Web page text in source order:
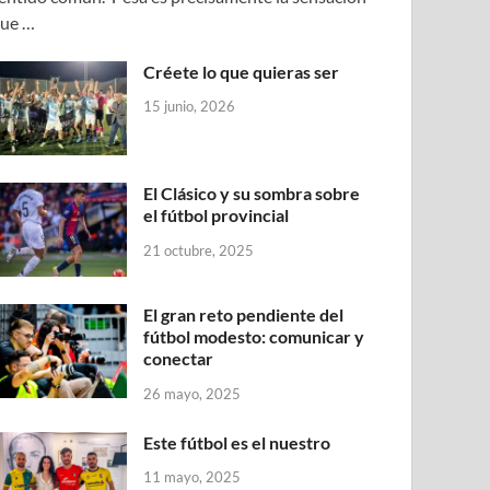
…
Créete lo que quieras ser
15 junio, 2026
El Clásico y su sombra sobre
el fútbol provincial
21 octubre, 2025
El gran reto pendiente del
fútbol modesto: comunicar y
conectar
26 mayo, 2025
Este fútbol es el nuestro
11 mayo, 2025